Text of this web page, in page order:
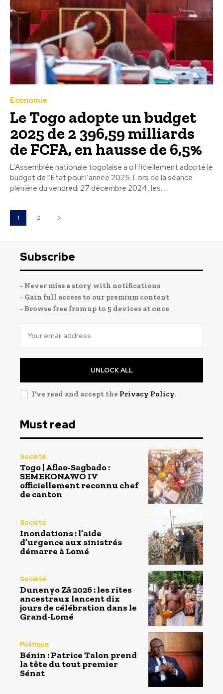
Economie
Le Togo adopte un budget
2025 de 2 396,59 milliards
de FCFA, en hausse de 6,5%
L’Assemblée nationale togolaise a officiellement adopté le
budget de l’État pour l’année 2025. Lors de la séance
plénière du vendredi 27 décembre 2024, les...
1 2
Subscribe
- Never miss a story with notifications
- Gain full access to our premium content
- Browse free from up to 5 devices at once
UNLOCK ALL
I've read and accept the Privacy Policy.
Must read
Société
Togo | Aflao-Sagbado :
SEMEKONAWO IV
officiellement reconnu chef
de canton
Société
Inondations : l’aide
d’urgence aux sinistrés
démarre à Lomé
Société
Dunenyo Zā 2026 : les rites
ancestraux lancent dix
jours de célébration dans le
Grand-Lomé
Politique
Bénin : Patrice Talon prend
la tête du tout premier
Sénat